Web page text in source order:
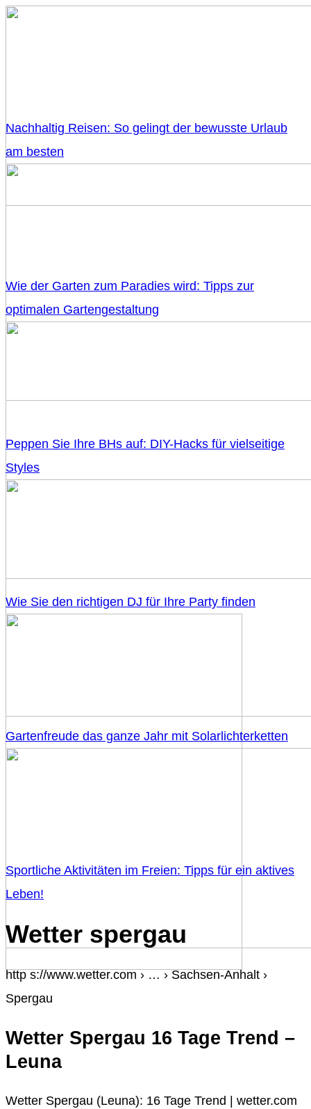
Nachhaltig Reisen: So gelingt der bewusste Urlaub
am besten
Wie der Garten zum Paradies wird: Tipps zur
optimalen Gartengestaltung
Peppen Sie Ihre BHs auf: DIY-Hacks für vielseitige
Styles
Wie Sie den richtigen DJ für Ihre Party finden
Gartenfreude das ganze Jahr mit Solarlichterketten
Sportliche Aktivitäten im Freien: Tipps für ein aktives
Leben!
Wetter spergau
http s://www.wetter.com › … › Sachsen-Anhalt ›
Spergau
Wetter Spergau 16 Tage Trend –
Leuna
Wetter Spergau (Leuna): 16 Tage Trend | wetter.com